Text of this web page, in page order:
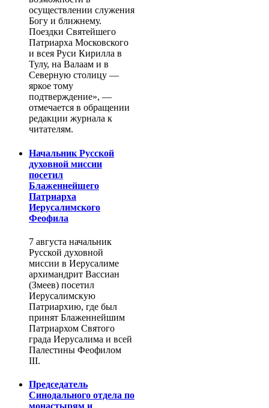
осуществлении служения
Богу и ближнему.
Поездки Святейшего
Патриарха Московского
и всея Руси Кирилла в
Тулу, на Валаам и в
Северную столицу —
яркое тому
подтверждение», —
отмечается в обращении
редакции журнала к
читателям.
Начальник Русской
духовной миссии
посетил
Блаженнейшего
Патриарха
Иерусалимского
Феофила
7 августа начальник
Русской духовной
миссии в Иерусалиме
архимандрит Вассиан
(Змеев) посетил
Иерусалимскую
Патриархию, где был
принят Блаженнейшим
Патриархом Святого
града Иерусалима и всей
Палестины Феофилом
III.
Председатель
Синодального отдела по
монастырям и